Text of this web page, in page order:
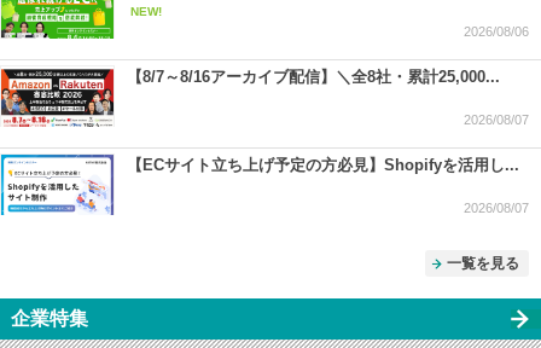
NEW!
2026/08/06
【8/7～8/16アーカイブ配信】＼全8社・累計25,000...
2026/08/07
【ECサイト立ち上げ予定の方必見】Shopifyを活用し...
2026/08/07
一覧を見る
企業特集